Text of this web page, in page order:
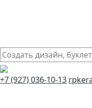
+7 (927) 036-10-13